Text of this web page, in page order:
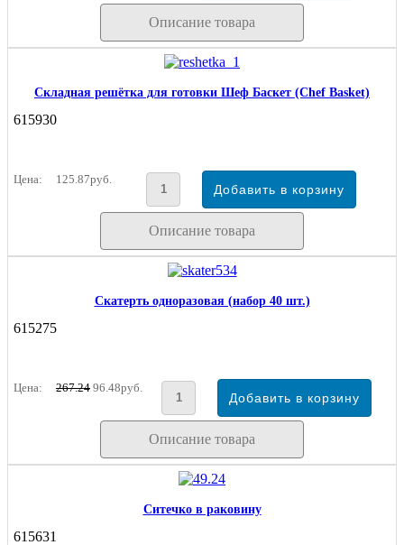
Описание товара
Складная решётка для готовки Шеф Баскет (Chef Basket)
615930
Цена: 125.87руб.
Описание товара
Скатерть одноразовая (набор 40 шт.)
615275
Цена: 267.24 96.48руб.
Описание товара
Ситечко в раковину
615631